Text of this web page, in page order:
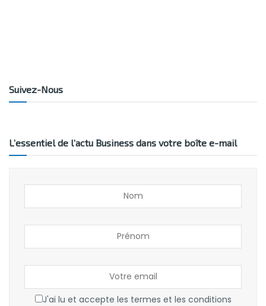
Suivez-Nous
L’essentiel de l’actu Business dans votre boîte e-mail
J'ai lu et accepte les termes et les conditions